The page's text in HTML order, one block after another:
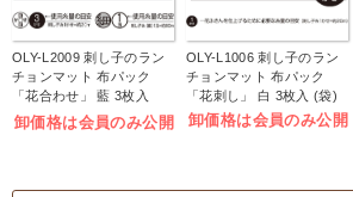
OLY-L2009 刺し子のラン
チョンマット 布パック
「花合わせ」 藍 3枚入
(袋)
卸価格は会員のみ公開
OLY-L1006 刺し子のラン
チョンマット 布パック
「花刺し」 白 3枚入 (袋)
卸価格は会員のみ公開